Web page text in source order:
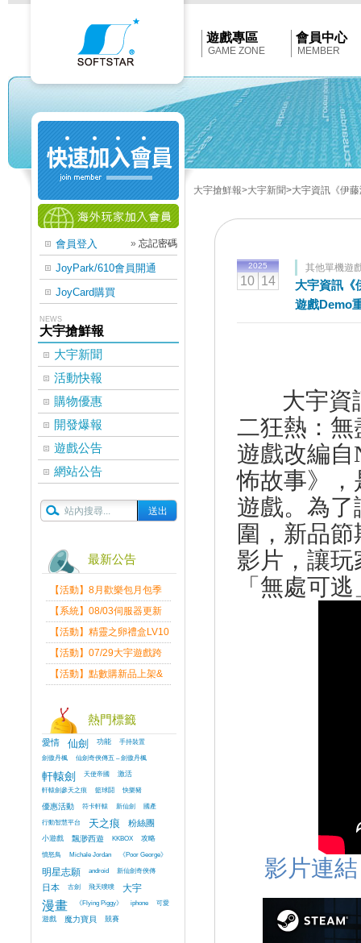
Softstar
遊戲專區
GAME ZONE
會員中心
MEMBER
會員登入 » 忘記密碼
JoyPark/610會員開通
JoyCard購買
NEWS
大宇搶鮮報
大宇新聞
活動快報
購物優惠
開發爆報
遊戲公告
網站公告
最新公告
【活動】8月歡樂包月包季
送
【系統】08/03伺服器更新
維護公告
【活動】精靈之卵禮盒LV10
限量發送中
【活動】07/29大宇遊戲跨
界盛典
【活動】點數購新品上架&
熱門標籤
愛情 仙劍 功能
手持裝置
劍傲丹楓
仙劍奇俠傳五 – 劍傲丹楓
軒轅劍 天使帝國
激活
軒轅劍參天之痕
籃球鬪 快樂豬
優惠活動 符卡軒轅 新仙劍
國產
行動智慧平台
天之痕 粉絲團
小遊戲 飄渺西遊 KKBOX
攻略
憤怒鳥
Michale Jordan 《Poor George》
明星志願 android 新仙劍奇俠傳
日本 古劍 飛天噗噗 大宇
漫畫 《Flying Piggy》 iphone
可愛
遊戲
魔力寶貝 競賽
大宇搶鮮報>大宇新聞>大宇資訊《伊
2025
10 14
其他單機遊
大宇資訊《
遊戲Demo
大宇資
二狂熱：
遊戲改編自
怖故事》
遊戲。為
圍，新品
影片，讓
「無處可
影片連